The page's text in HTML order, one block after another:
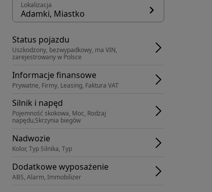
Lokalizacja
Adamki, Miastko
Status pojazdu
Uszkodzony, bezwypadkowy, ma VIN,
zarejestrowany w Polsce
Informacje finansowe
Prywatne, Firmy, Leasing, Faktura VAT
Silnik i napęd
Pojemność skokowa, Moc, Rodzaj
napędu,Skrzynia biegów
Nadwozie
Kolor, Typ Silnika, Typ
Dodatkowe wyposażenie
ABS, Alarm, Immobilizer